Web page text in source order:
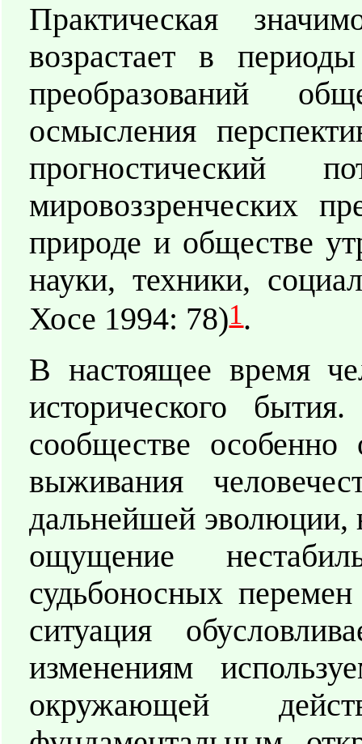
Практическая
возрастает в
преобразований
осмысления
прогностический
мировоззренческих
природе и обществе
науки, техники,
Хосе 1994: 78)1.
В настоящее время
исторического
сообществе особенно
выживания
дальнейшей эволюции,
ощущение
судьбоносных
ситуация
изменениям
окружающей